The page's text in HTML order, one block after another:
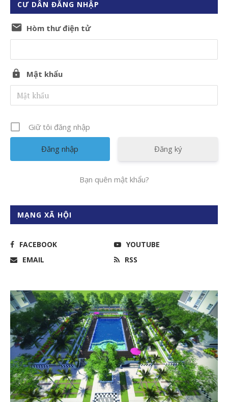
CƯ DÂN ĐĂNG NHẬP
Hòm thư điện tử
Mật khẩu
Giữ tôi đăng nhập
Đăng ký
Bạn quên mật khẩu?
MẠNG XÃ HỘI
FACEBOOK
YOUTUBE
EMAIL
RSS